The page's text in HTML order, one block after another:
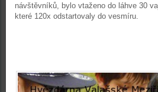
návštěvníků, bylo vtaženo do láhve 30
které 120x odstartovaly do vesmíru.